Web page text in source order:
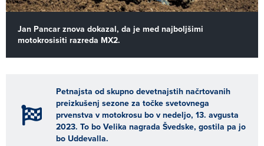
Jan Pancar znova dokazal, da je med najboljšimi
motokrosisiti razreda MX2.
Petnajsta od skupno devetnajstih načrtovanih
preizkušenj sezone za točke svetovnega
prvenstva v motokrosu bo v nedeljo, 13. avgusta
2023. To bo Velika nagrada Švedske, gostila pa jo
bo Uddevalla.